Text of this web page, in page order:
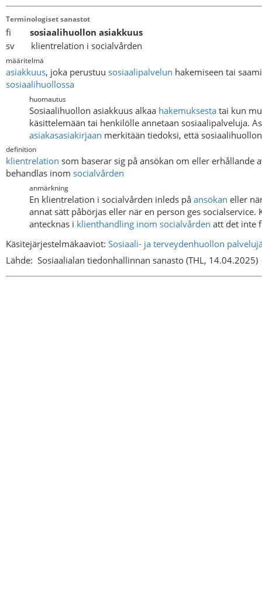
Terminologiset sanastot
fi sosiaalihuollon asiakkuus
sv klientrelation i socialvården
määritelmä
asiakkuus, joka perustuu sosiaalipalvelun hakemiseen tai
sosiaalihuollossa
huomautus
Sosiaalihuollon asiakkuus alkaa hakemuksesta tai kun
käsittelemään tai henkilölle annetaan sosiaalipalveluja.
asiakasasiakirjaan merkitään tiedoksi, että
definition
klientrelation som baserar sig på ansökan om eller erhållande
behandlas inom socialvården
anmärkning
En klientrelation i socialvården inleds på ansökan eller
annat sätt påbörjas eller när en person ges
antecknas i klienthandling inom socialvården att det inte
Käsitejärjestelmäkaaviot: Sosiaali- ja terveydenhuollon
Lähde: Sosiaalialan tiedonhallinnan sanasto (THL, 14.04.2025)